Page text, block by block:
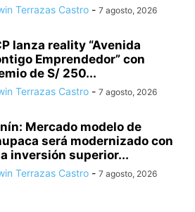
Terrazas Castro - 7 agosto, 2026
lanza reality “Avenida
Emprendedor” con
de S/ 250...
Terrazas Castro - 7 agosto, 2026
Mercado modelo de
será modernizado con
inversión superior...
Terrazas Castro - 7 agosto, 2026